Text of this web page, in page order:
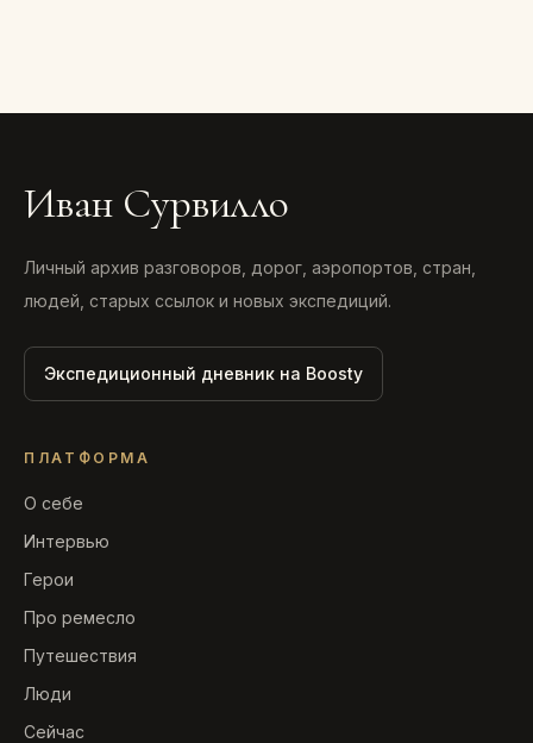
Иван Сурвилло
Личный архив разговоров, дорог, аэропортов, стран,
людей, старых ссылок и новых экспедиций.
Экспедиционный дневник на Boosty
ПЛАТФОРМА
О себе
Интервью
Герои
Про ремесло
Путешествия
Люди
Сейчас